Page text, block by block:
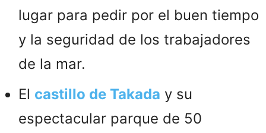
lugar para pedir por el buen tiempo
y la seguridad de los trabajadores
de la mar.
El castillo de Takada y su
espectacular parque de 50